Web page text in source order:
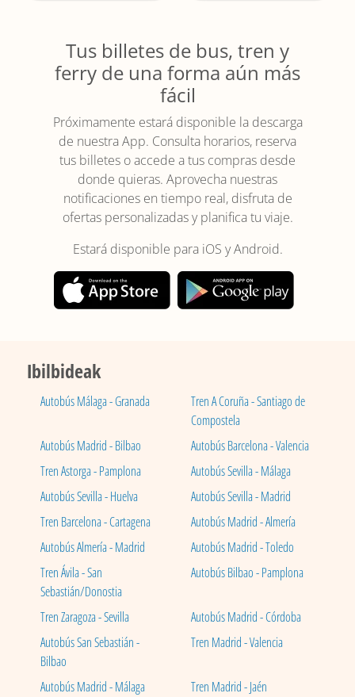
Tus billetes de bus, tren y
ferry de una forma aún más
fácil
Próximamente estará disponible la descarga
de nuestra App. Consulta horarios, reserva
tus billetes o accede a tus compras desde
donde quieras. Aprovecha nuestras
notificaciones en tiempo real, disfruta de
ofertas personalizadas y planifica tu viaje.
Estará disponible para iOS y Android.
Ibilbideak
Autobús Málaga - Granada
Tren A Coruña - Santiago de
Compostela
Autobús Madrid - Bilbao
Autobús Barcelona - Valencia
Tren Astorga - Pamplona
Autobús Sevilla - Málaga
Autobús Sevilla - Huelva
Autobús Sevilla - Madrid
Tren Barcelona - Cartagena
Autobús Madrid - Almería
Autobús Almería - Madrid
Autobús Madrid - Toledo
Tren Ávila - San
Sebastián/Donostia
Autobús Bilbao - Pamplona
Tren Zaragoza - Sevilla
Autobús Madrid - Córdoba
Autobús San Sebastián -
Bilbao
Tren Madrid - Valencia
Autobús Madrid - Málaga
Tren Madrid - Jaén